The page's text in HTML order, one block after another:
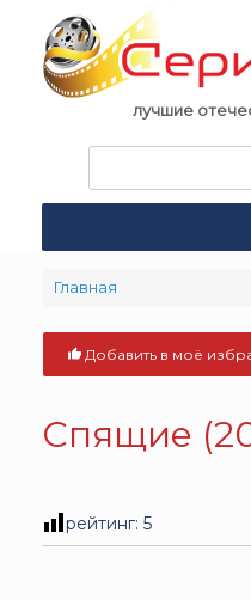
content
лучшие
поиска:
Главная
Добавить в моё
Спящие
рейтинг: 5